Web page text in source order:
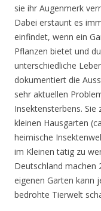
sie ihr Augenmerk
Dabei erstaunt es
einfindet, wenn ein
Pflanzen bietet und
unterschiedliche
dokumentiert die
sehr aktuellen
Insektensterbens.
kleinen Hausgarten
heimische
im Kleinen tätig zu
Deutschland machen
eigenen Garten kann
bedrohte Tierwelt